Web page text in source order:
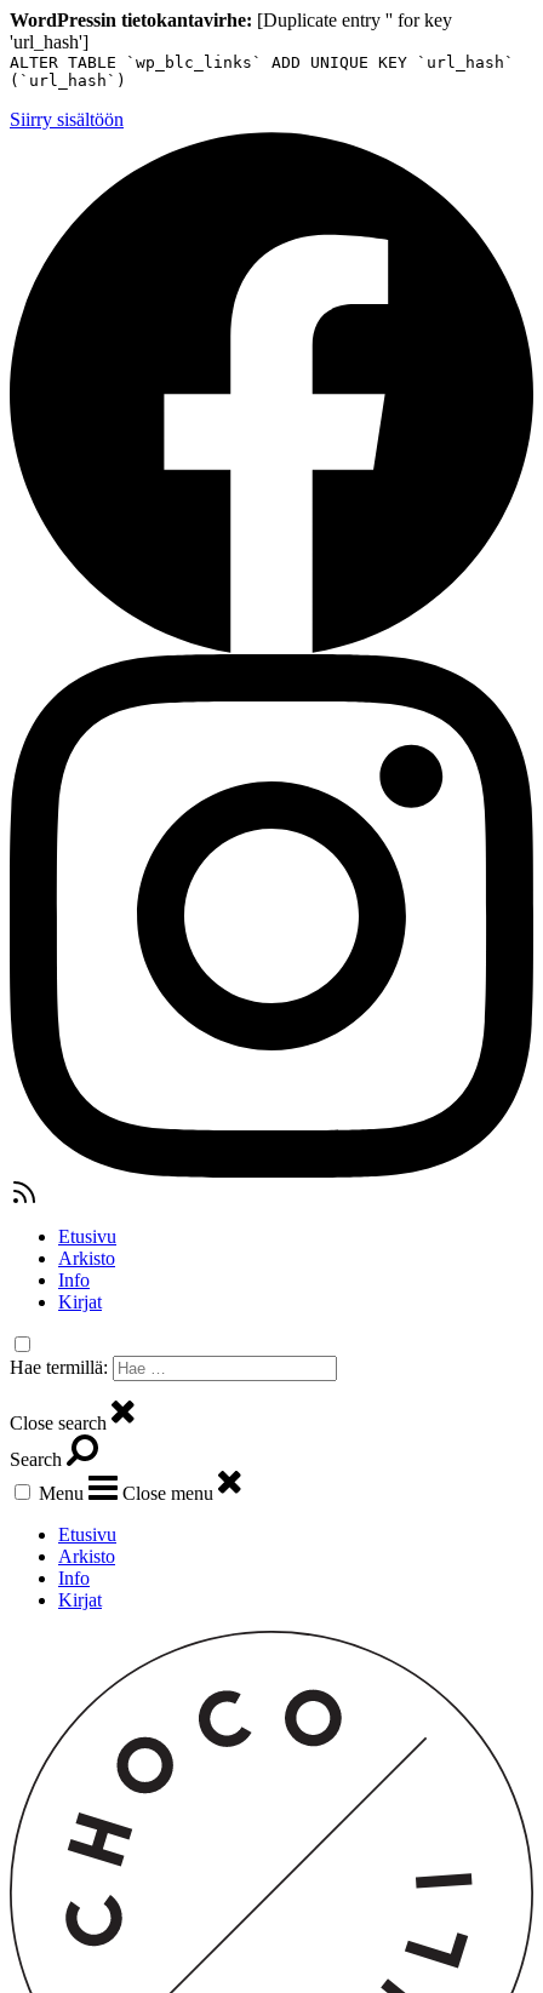
WordPressin tietokantavirhe: [Duplicate entry '' for key
'url_hash']
ALTER TABLE `wp_blc_links` ADD UNIQUE KEY `url_hash`
(`url_hash`)
Siirry sisältöön
Etusivu
Arkisto
Info
Kirjat
Hae termillä:
Close search
Search
Menu
Close menu
Etusivu
Arkisto
Info
Kirjat